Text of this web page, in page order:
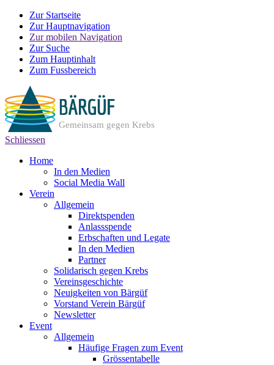
Zur Startseite
Zur Hauptnavigation
Zur mobilen Navigation
Zur Suche
Zum Hauptinhalt
Zum Fussbereich
Gemeinsam gegen Krebs
Schliessen
Home
In den Medien
Social Media Wall
Verein
Allgemein
Direktspenden
Anlassspende
Erbschaften und Legate
In den Medien
Partner
Solidarisch gegen Krebs
Vereinsgeschichte
Neuigkeiten von Bärgüf
Vorstand Verein Bärgüf
Newsletter
Event
Allgemein
Häufige Fragen zum Event
Grössentabelle